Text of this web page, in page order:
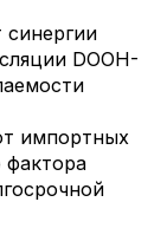
синергии
DOOH-
импортных
фактора